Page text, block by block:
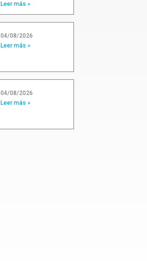
Leer más »
04/08/2026
Leer más »
04/08/2026
Leer más »